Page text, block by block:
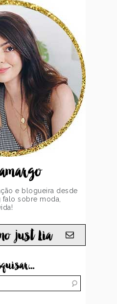
e blogueira desde
sobre moda,
just Lia